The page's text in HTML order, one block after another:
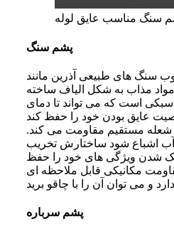
سنگ مناسب عایق لوله
پشم سنگ
سنگ‌ های طبیعی آذرین مانند
مذاب به شکل الیاف ساخته
است که می‌ تواند تا دمای
عایق بودن خود را حفظ کند
شعله مستقیم مقاومت می‌ کند.
اشباع شود ساختارش تخریب
شدن ویژگی‌ های خود را حفظ
مکانیکی قابل ملاحظه‌ ای
پشم سرباره